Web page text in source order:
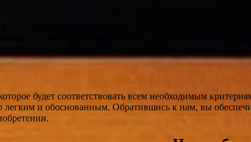
покупки благодаря строгому контролю всех
вы получите оригинальный документ, выполненный
“где купить и сколько стоит” решается быстро и
будет соответствовать всем необходимым
и обоснованным. Обратившись к нам, вы